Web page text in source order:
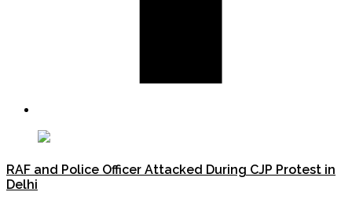
RAF and Police Officer Attacked During CJP Protest in
Delhi